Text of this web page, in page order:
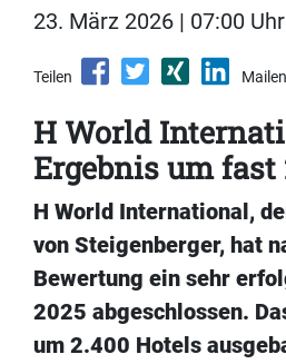
23. März 2026 | 07:00 Uhr
Teilen Mailen
H World
Ergebnis um fast
H World International,
von Steigenberger, hat
Bewertung ein sehr
2025 abgeschlossen.
um 2.400 Hotels